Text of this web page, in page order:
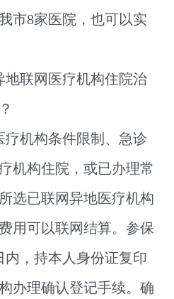
市8家医院，也可以实
地联网医疗机构住院治
机构条件限制、急诊
机构住院，或已办理常
选已联网异地医疗机构
用可以联网结算。参保
内，持本人身份证复印
办理确认登记手续。确